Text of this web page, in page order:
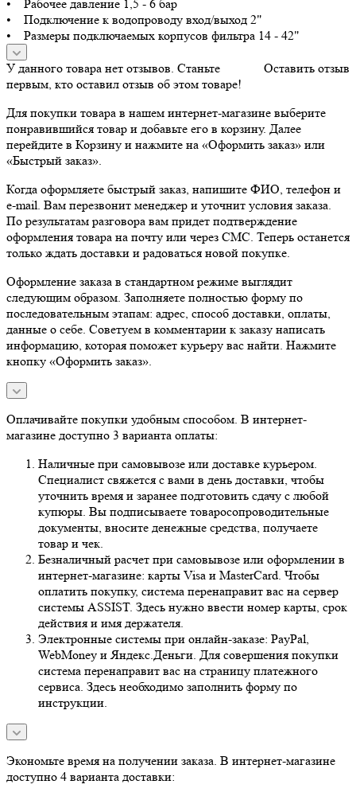
• Рабочее давление 1,5 - 6 бар
• Подключение к водопроводу вход/выход 2"
• Размеры подключаемых корпусов фильтра 14 - 42"
Оставить отзыв
У данного товара нет отзывов. Станьте
первым, кто оставил отзыв об этом товаре!
Для покупки товара в нашем интернет-магазине выберите
понравившийся товар и добавьте его в корзину. Далее
перейдите в Корзину и нажмите на «Оформить заказ» или
«Быстрый заказ».
Когда оформляете быстрый заказ, напишите ФИО, телефон и
e-mail. Вам перезвонит менеджер и уточнит условия заказа.
По результатам разговора вам придет подтверждение
оформления товара на почту или через СМС. Теперь останется
только ждать доставки и радоваться новой покупке.
Оформление заказа в стандартном режиме выглядит
следующим образом. Заполняете полностью форму по
последовательным этапам: адрес, способ доставки, оплаты,
данные о себе. Советуем в комментарии к заказу написать
информацию, которая поможет курьеру вас найти. Нажмите
кнопку «Оформить заказ».
Оплачивайте покупки удобным способом. В интернет-
магазине доступно 3 варианта оплаты:
Наличные при самовывозе или доставке курьером.
Специалист свяжется с вами в день доставки, чтобы
уточнить время и заранее подготовить сдачу с любой
купюры. Вы подписываете товаросопроводительные
документы, вносите денежные средства, получаете
товар и чек.
Безналичный расчет при самовывозе или оформлении в
интернет-магазине: карты Visa и MasterCard. Чтобы
оплатить покупку, система перенаправит вас на сервер
системы ASSIST. Здесь нужно ввести номер карты, срок
действия и имя держателя.
Электронные системы при онлайн-заказе: PayPal,
WebMoney и Яндекс.Деньги. Для совершения покупки
система перенаправит вас на страницу платежного
сервиса. Здесь необходимо заполнить форму по
инструкции.
Экономьте время на получении заказа. В интернет-магазине
доступно 4 варианта доставки: